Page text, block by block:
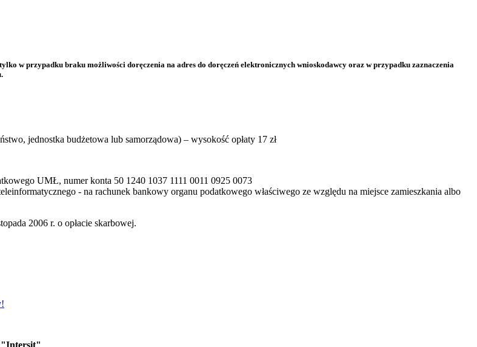
w przypadku braku możliwości doręczenia na adres do doręczeń elektronicznych wnioskodawcy oraz w przypadku zaznaczenia
jednostka budżetowa lub samorządowa) – wysokość opłaty 17 zł
UMŁ, numer konta 50 1240 1037 1111 0011 0925 0073
- na rachunek bankowy organu podatkowego właściwego ze względu na miejsce zamieszkania albo
2006 r. o opłacie skarbowej.
"Intersit"